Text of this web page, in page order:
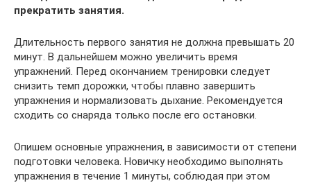
прекратить занятия.
Длительность первого занятия не должна превышать 20
минут. В дальнейшем можно увеличить время
упражнений. Перед окончанием тренировки следует
снизить темп дорожки, чтобы плавно завершить
упражнения и нормализовать дыхание. Рекомендуется
сходить со снаряда только после его остановки.
Опишем основные упражнения, в зависимости от степени
подготовки человека. Новичку необходимо выполнять
упражнения в течение 1 минуты, соблюдая при этом